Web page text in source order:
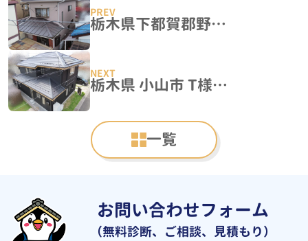
栃木県下都賀郡野木町 I様邸 屋根葺き替え「ICたてひらスタンビー・横暖ルーフαS」
一覧
栃木県 小山市 T様邸 屋根カバー工法『ニチハ 横暖ルーフαs』
お問い合わせフォーム
（無料診断、ご相談、見積もり）